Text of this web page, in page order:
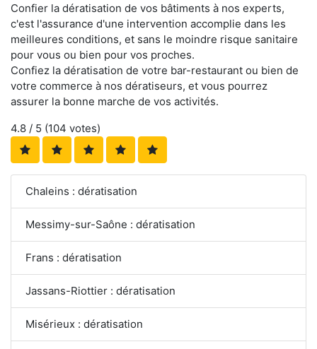
Confier la dératisation de vos bâtiments à nos experts,
c'est l'assurance d'une intervention accomplie dans les
meilleures conditions, et sans le moindre risque sanitaire
pour vous ou bien pour vos proches.
Confiez la dératisation de votre bar-restaurant ou bien de
votre commerce à nos dératiseurs, et vous pourrez
assurer la bonne marche de vos activités.
4.8 / 5 (104 votes)
Chaleins : dératisation
Messimy-sur-Saône : dératisation
Frans : dératisation
Jassans-Riottier : dératisation
Misérieux : dératisation